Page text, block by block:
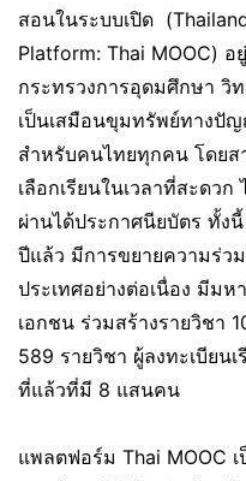
สอนในระบบเปิด
Platform: Thai MOOC)
กระทรวงการอุดมศึกษา วิ
เป็นเสมือนขุมทรัพย์ทางปั
สำหรับคนไทยทุกคน โดยส
เลือกเรียนในเวลาที่สะดว
ผ่านได้ประกาศนียบัตร ทั้ง
ปีแล้ว มีการขยายความร่ว
ประเทศอย่างต่อเนื่อง มีม
เอกชน ร่วมสร้างรายวิชา
589 รายวิชา ผู้ลงทะเบียน
ที่แล้วที่มี 8 แสนคน
แพลตฟอร์ม Thai MOOC